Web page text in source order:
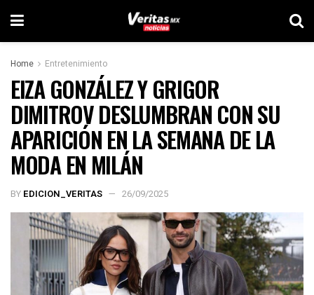
Home Entretenimiento
EIZA GONZÁLEZ Y GRIGOR
DIMITROV DESLUMBRAN CON SU
APARICIÓN EN LA SEMANA DE LA
MODA EN MILÁN
BY EDICION_VERITAS 26/09/2025